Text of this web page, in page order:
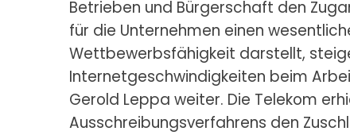
Betrieben und Bürgerschaft den
für die Unternehmen einen
Wettbewerbsfähigkeit darstellt,
Internetgeschwindigkeiten beim
Gerold Leppa weiter. Die Telekom
Ausschreibungsverfahrens den